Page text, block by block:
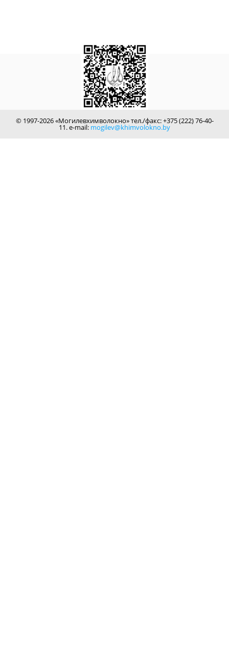
© 1997-2026 «Могилевхимволокно» тел./факс: +375 (222) 76-40-
11. e-mail: mogilev@khimvolokno.by